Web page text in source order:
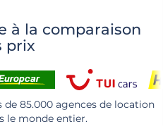
à la comparaison
prix
de 85.000 agences de location
le monde entier.